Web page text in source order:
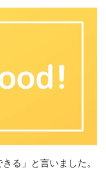
る」と言いました。